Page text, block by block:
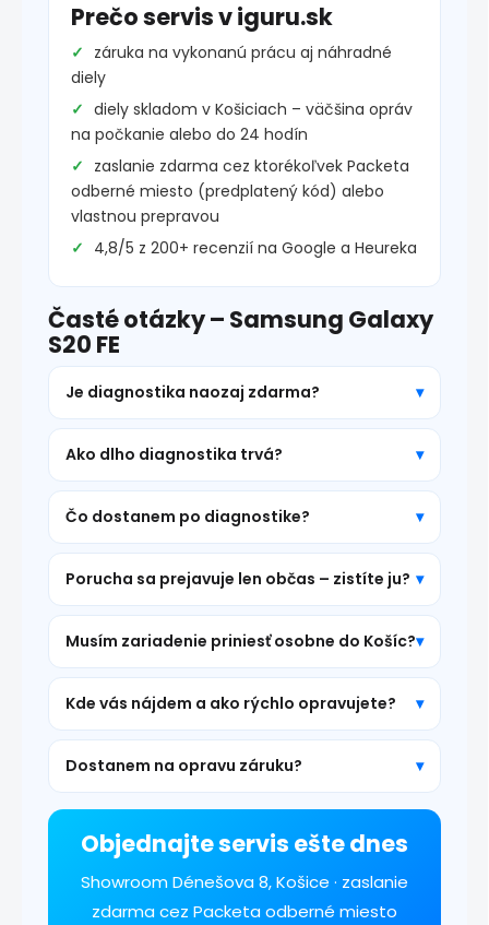
Prečo servis v iguru.sk
záruka na vykonanú prácu aj náhradné
diely
diely skladom v Košiciach – väčšina opráv
na počkanie alebo do 24 hodín
zaslanie zdarma cez ktorékoľvek Packeta
odberné miesto (predplatený kód) alebo
vlastnou prepravou
4,8/5 z 200+ recenzií na Google a Heureka
Časté otázky – Samsung Galaxy
S20 FE
Je diagnostika naozaj zdarma?
Ako dlho diagnostika trvá?
Čo dostanem po diagnostike?
Porucha sa prejavuje len občas – zistíte ju?
Musím zariadenie priniesť osobne do Košíc?
Kde vás nájdem a ako rýchlo opravujete?
Dostanem na opravu záruku?
Objednajte servis ešte dnes
Showroom Dénešova 8, Košice · zaslanie
zdarma cez Packeta odberné miesto